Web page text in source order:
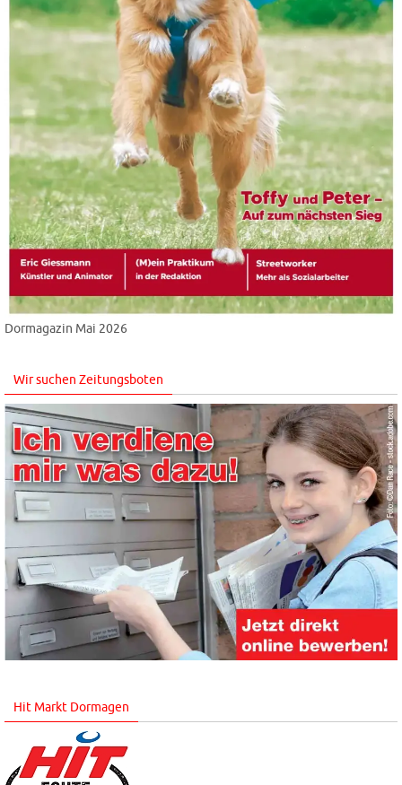
Dormagazin Mai 2026
Wir suchen Zeitungsboten
Hit Markt Dormagen